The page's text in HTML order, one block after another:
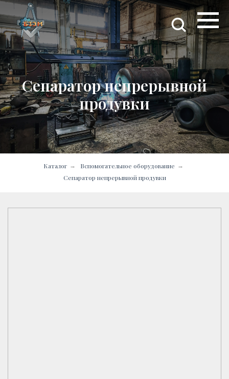
Сепаратор непрерывной
продувки
Каталог → Вспомогательное оборудование →
Сепаратор непрерывной продувки